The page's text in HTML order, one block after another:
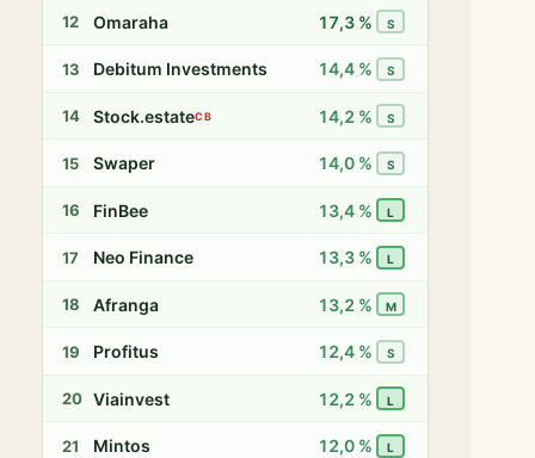
12 Omaraha 17,3 % S
13 Debitum Investments 14,4 % S
14 Stock.estateCB 14,2 % S
15 Swaper 14,0 % S
16 FinBee 13,4 % L
17 Neo Finance 13,3 % L
18 Afranga 13,2 % M
19 Profitus 12,4 % S
20 Viainvest 12,2 % L
21 Mintos 12,0 % L